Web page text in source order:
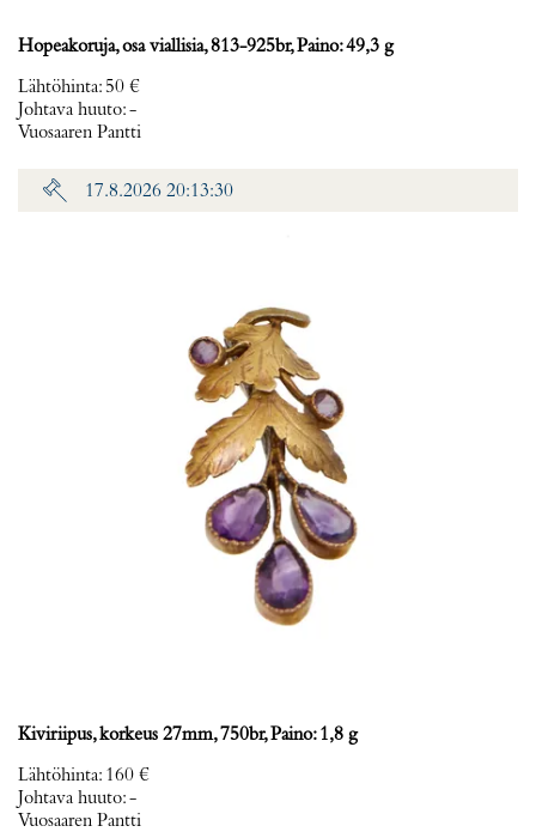
Hopeakoruja, osa viallisia, 813-925br, Paino: 49,3 g
Lähtöhinta: 50 €
Johtava huuto:-
Vuosaaren Pantti
17.8.2026 20:13:30
Kiviriipus, korkeus 27mm, 750br, Paino: 1,8 g
Lähtöhinta: 160 €
Johtava huuto:-
Vuosaaren Pantti